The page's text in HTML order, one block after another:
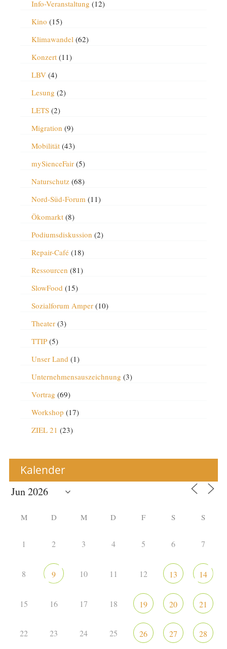
Info-Veranstaltung (12)
Kino (15)
Klimawandel(62)
Konzert(11)
LBV(4)
Lesung (2)
LETS(2)
Migration (9)
Mobilität(43)
mySienceFair(5)
Naturschutz(68)
Nord-Süd-Forum(11)
Ökomarkt(8)
Podiumsdiskussion (2)
Repair-Café(18)
Ressourcen (81)
SlowFood (15)
Sozialforum Amper(10)
Theater(3)
TTIP(5)
Unser Land (1)
Unternehmensauszeichnung (3)
Vortrag (69)
Workshop (17)
ZIEL 21 (23)
Kalender
M D M D F S S
1 2 3 4 5 6 7
8 9 10 11 12 13 14
15 16 17 18 19 20 21
22 23 24 25 26 27 28